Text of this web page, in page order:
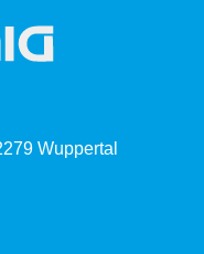
Wuppertal